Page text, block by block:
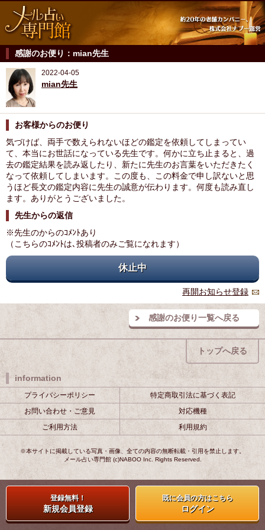
感謝のお便り：mian先生
2022-04-05
mian先生
お客様からのお便り
気づけば、両手で数えられないほどの鑑定を依頼してしまってい
て、本当にお世話になっている先生です。何かに立ち止まると、過
去の鑑定結果を読み返したり、新たに先生のお言葉をいただきたく
なって依頼してしまいます。この度も、この料金で申し訳ないと思
うほど長文の鑑定内容に先生の誠意が伝わります。何度も読み直し
ます。ありがとうございました。
先生からの返信
※先生のからのｺﾒﾝﾄあり
（こちらのｺﾒﾝﾄは､投稿者のみご覧になれます）
休止中
再開お知らせ登録
感謝のお便り一覧へ戻る
トップへ戻る
information
プライバシーポリシー
特定商取引法に基づく表記
お問い合わせ・ご意見
対応機種
ご利用方法
利用規約
※本サイトに掲載している写真・画像、全ての内容の無断転載・引用を禁止します。
メール占い専門館 (c)NABOO Inc. Rights Reserved.
登録無料！
新規会員登録
既に会員の方はこちら
ログイン